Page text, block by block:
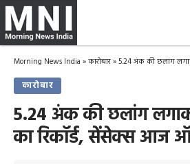
Morning News India »कारोबार»5.24 अंक की छलांग लगाकर तोड़ा
कारोबार
5.24 अंक की छलांग
का रिकॉर्ड, सेंसेक्स आज